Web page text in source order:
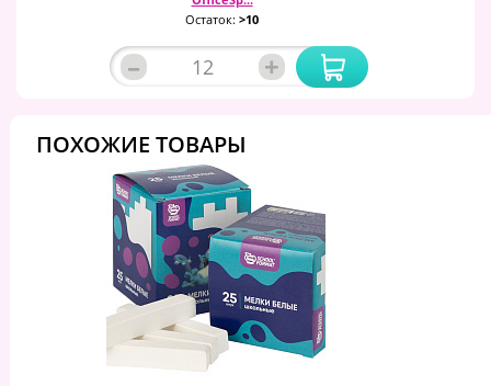
Остаток: >10
– +
ПОХОЖИЕ ТОВАРЫ